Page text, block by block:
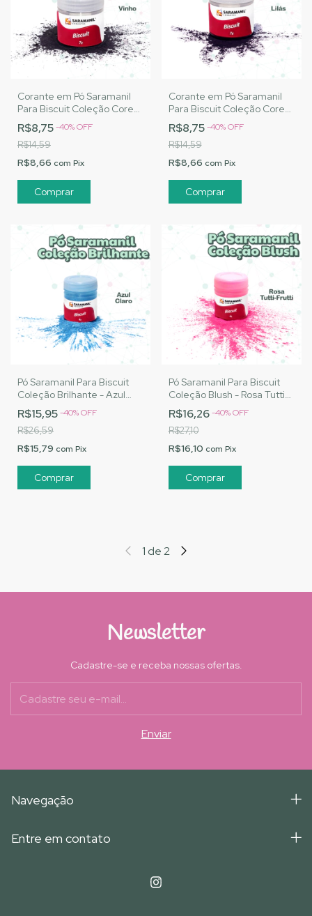
Corante em Pó Saramanil
Para Biscuit Coleção Cores
Básicas - Vinho
R$8,75-40%OFF
R$14,59
R$8,66 com Pix
Corante em Pó Saramanil
Para Biscuit Coleção Cores
Básicas - Lilás
R$8,75-40%OFF
R$14,59
R$8,66 com Pix
Pó Saramanil Para Biscuit
Coleção Brilhante - Azul
Claro
R$15,95-40%OFF
R$26,59
R$15,79 com Pix
Pó Saramanil Para Biscuit
Coleção Blush - Rosa Tutti-
Frutti
R$16,26-40%OFF
R$27,10
R$16,10 com Pix
1 de2
Newsletter
Cadastre-se e receba nossas ofertas.
Navegação
Entre em contato